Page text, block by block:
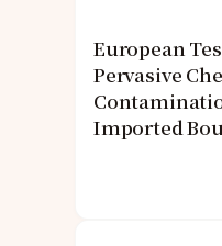
European
Pervasive
Imported